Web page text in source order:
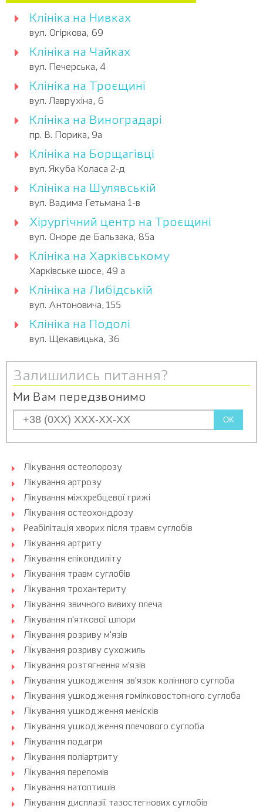
Клініка на Нивках
вул. Огіркова, 69
Клініка на Чайках
вул. Печерська, 4
Клініка на Троєщині
вул. Лаврухіна, 6
Клініка на Виноградарі
пр. В. Порика, 9а
Клініка на Борщагівці
вул. Якуба Коласа 2-д
Клініка на Шулявській
вул. Вадима Гетьмана 1-в
Хірургічний центр на Троєщині
вул. Оноре де Бальзака, 85а
Клініка на Харківському
Харківське шосе, 49 а
Клініка на Либідській
вул. Антоновича, 155
Клініка на Подолі
вул. Щекавицька, 36
Залишились питання?
Ми Вам передзвонимо
OK
Лікування остеопорозу
Лікування артрозу
Лікування міжхребцевої грижі
Лікування остеохондрозу
Реабілітація хворих після травм суглобів
Лікування артриту
Лікування епікондиліту
Лікування травм суглобів
Лікування трохантериту
Лікування звичного вивиху плеча
Лікування п'яткової шпори
Лікування розриву м'язів
Лікування розриву сухожиль
Лікування розтягнення м'язів
Лікування ушкодження зв'язок колінного суглоба
Лікування ушкодження гомілковостопного суглоба
Лікування ушкодження менісків
Лікування ушкодження плечового суглоба
Лікування подагри
Лікування поліартриту
Лікування переломів
Лікування натоптишів
Лікування дисплазії тазостегнових суглобів